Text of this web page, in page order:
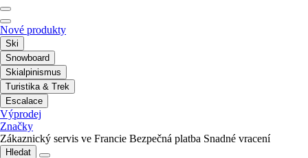
Nové produkty
Ski
Snowboard
Skialpinismus
Turistika & Trek
Escalace
Výprodej
Značky
Zákaznický servis ve Francie Bezpečná platba Snadné vracení
Hledat